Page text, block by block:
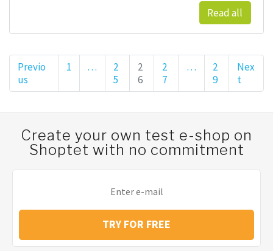
Read all
Posts pagination
Previo
us
Page
1 … Page
2
5
Page
2
6
Page
2
7
… Page
2
9
Nex
t
Create your own test e-shop on
Shoptet with no commitment
TRY FOR FREE